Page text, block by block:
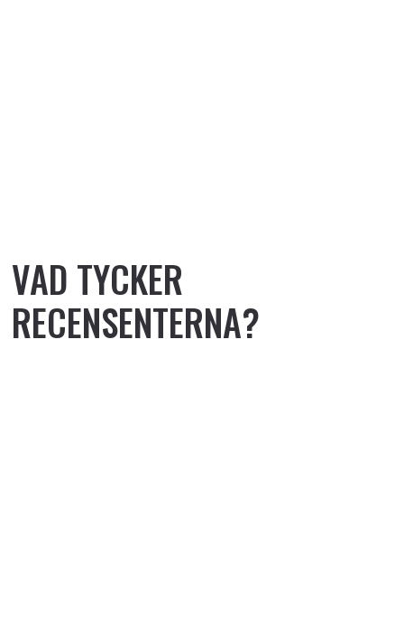
VAD TYCKER
RECENSENTERNA?